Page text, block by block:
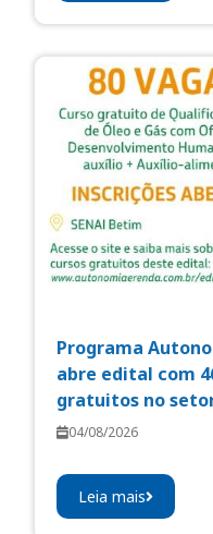
Programa
abre edital com
gratuitos no
04/08/2026
Leia mais